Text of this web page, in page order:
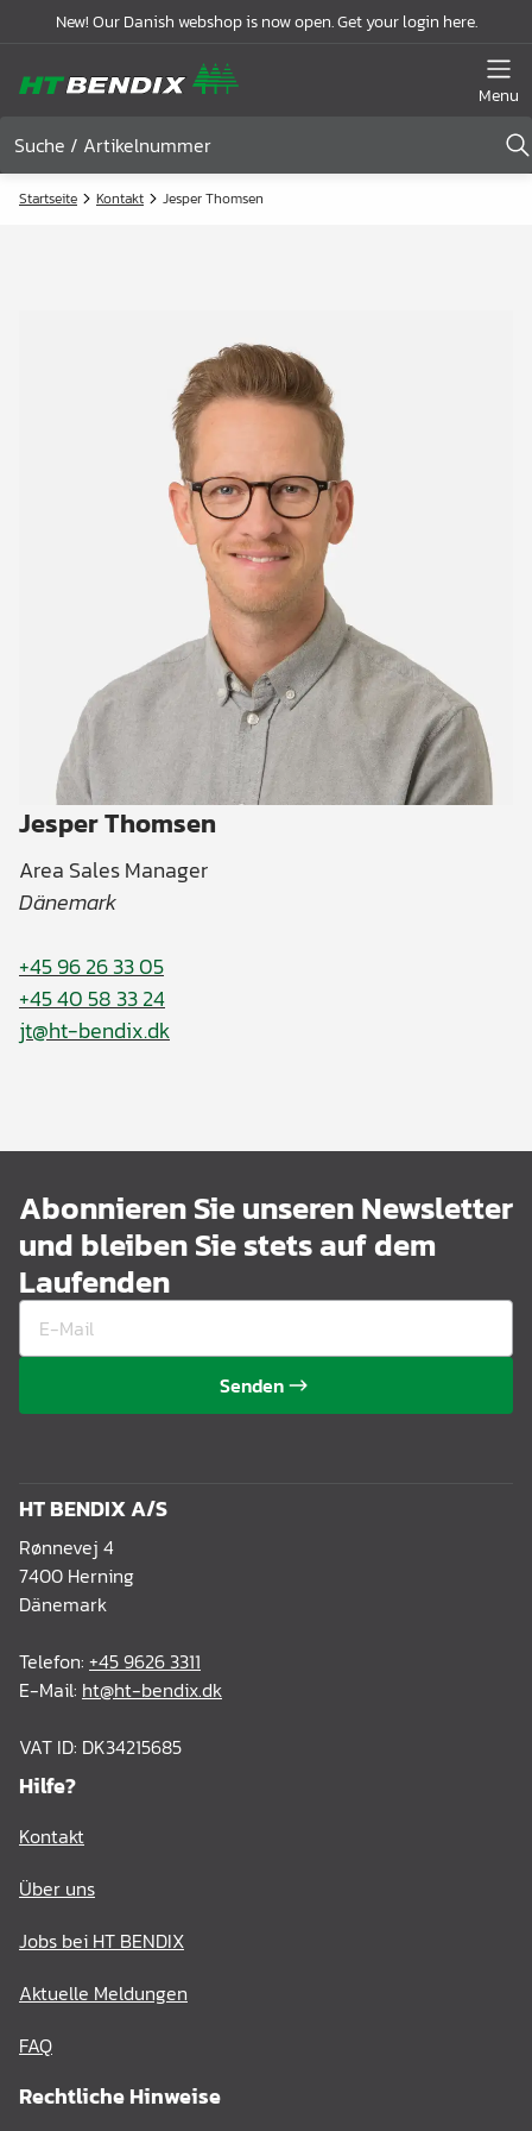
New! Our Danish webshop is now open. Get your login here.
Menu
Startseite Kontakt Jesper Thomsen
Jesper Thomsen
Area Sales Manager
Dänemark
+45 96 26 33 05
+45 40 58 33 24
jt@ht-bendix.dk
Abonnieren Sie unseren Newsletter
und bleiben Sie stets auf dem
Laufenden
Senden
HT BENDIX A/S
Rønnevej 4
7400 Herning
Dänemark
Telefon: +45 9626 3311
E-Mail: ht@ht-bendix.dk
VAT ID: DK34215685
Hilfe?
Kontakt
Über uns
Jobs bei HT BENDIX
Aktuelle Meldungen
FAQ
Rechtliche Hinweise